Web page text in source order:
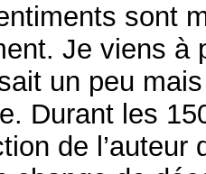
sont
Je viens à
un peu
Durant les
de